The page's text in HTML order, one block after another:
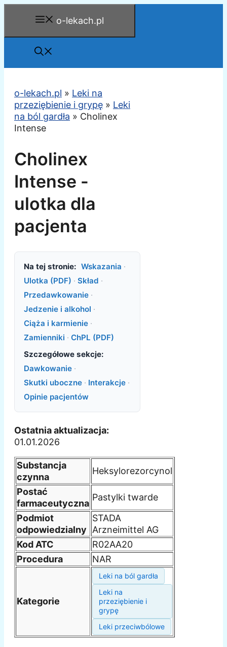
o-lekach.pl
o-lekach.pl » Leki na
przeziębienie i grypę » Leki
na ból gardła » Cholinex
Intense
Cholinex
Intense -
ulotka dla
pacjenta
Na tej stronie: Wskazania ·
Ulotka (PDF) · Skład ·
Przedawkowanie ·
Jedzenie i alkohol ·
Ciąża i karmienie ·
Zamienniki · ChPL (PDF)
Szczegółowe sekcje:
Dawkowanie ·
Skutki uboczne · Interakcje ·
Opinie pacjentów
Ostatnia aktualizacja:
01.01.2026
Substancja
czynna
Heksylorezorcynol
Postać
farmaceutyczna
Pastylki twarde
Podmiot
odpowiedzialny
STADA
Arzneimittel AG
Kod ATC
R02AA20
Procedura
NAR
Kategorie
Leki na ból gardła
Leki na
przeziębienie i
grypę
Leki przeciwbólowe